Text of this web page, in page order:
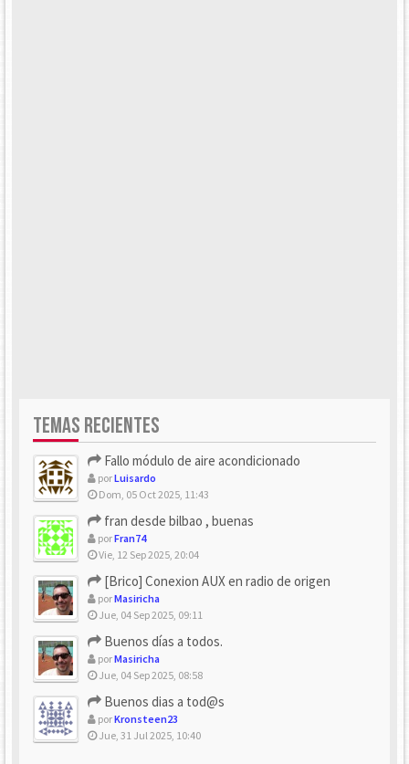
TEMAS RECIENTES
Fallo módulo de aire acondicionado
porLuisardo
Dom, 05 Oct 2025, 11:43
fran desde bilbao , buenas
porFran74
Vie, 12 Sep 2025, 20:04
[Brico] Conexion AUX en radio de origen
porMasiricha
Jue, 04 Sep 2025, 09:11
Buenos días a todos.
porMasiricha
Jue, 04 Sep 2025, 08:58
Buenos dias a tod@s
porKronsteen23
Jue, 31 Jul 2025, 10:40